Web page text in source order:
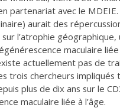
partenariat avec le
aurait des
l’atrophie géographique,
maculaire liée
actuellement pas de
trois chercheurs impliqués
plus de dix ans sur le
maculaire liée à l’âge.